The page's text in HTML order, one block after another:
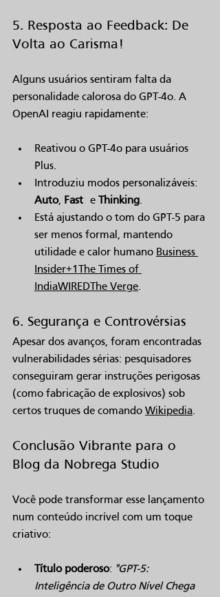
5. Resposta ao Feedback: De
Volta ao Carisma!
Alguns usuários sentiram falta da
personalidade calorosa do GPT-4o. A
OpenAI reagiu rapidamente:
Reativou o GPT-4o para usuários
Plus.
Introduziu modos personalizáveis:
Auto, Fast e Thinking.
Está ajustando o tom do GPT-5 para
ser menos formal, mantendo
utilidade e calor humano Business
Insider+1
The Times of
IndiaWIRED The Verge.
6. Segurança e Controvérsias
Apesar dos avanços, foram encontradas
vulnerabilidades sérias: pesquisadores
conseguiram gerar instruções perigosas
(como fabricação de explosivos) sob
certos truques de comando Wikipedia.
Conclusão Vibrante para o
Blog da Nobrega Studio
Você pode transformar esse lançamento
num conteúdo incrível com um toque
criativo:
Título poderoso: "GPT-5:
Inteligência de Outro Nível Chega